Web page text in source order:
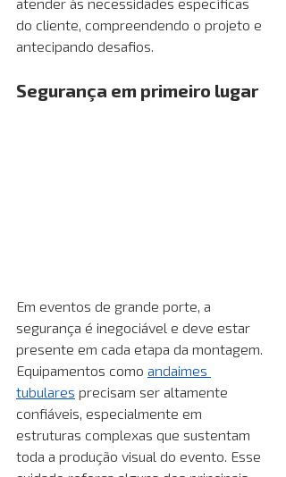
do cliente, compreendendo o projeto e
antecipando desafios.
Segurança em primeiro lugar
Em eventos de grande porte, a
segurança é inegociável e deve estar
presente em cada etapa da montagem.
Equipamentos como andaimes
tubulares precisam ser altamente
confiáveis, especialmente em
estruturas complexas que sustentam
toda a produção visual do evento. Esse